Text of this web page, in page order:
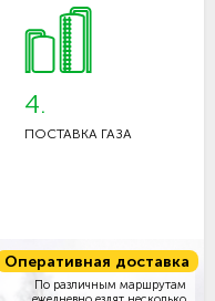
4.
ПОСТАВКА ГАЗА
Оперативная доставка
По различным маршрутам